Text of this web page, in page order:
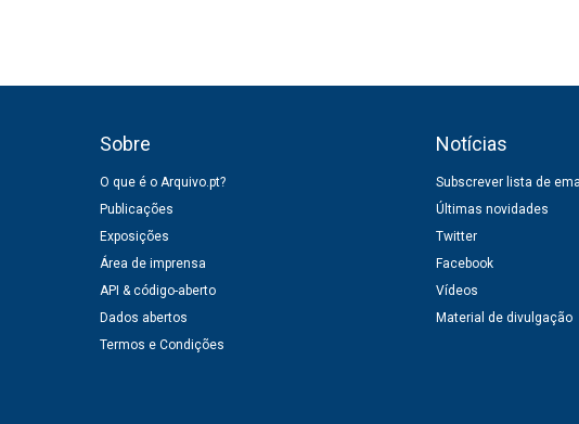
e
Sobre
O que é o Arquivo.pt?
Publicações
Exposições
Área de imprensa
API & código-aberto
Dados abertos
Termos e Condições
Notícias
Subscrever lista de
Últimas novidades
Twitter
Facebook
Vídeos
Material de divulgação